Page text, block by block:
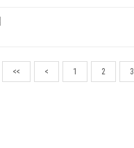
<< < 1 2 3